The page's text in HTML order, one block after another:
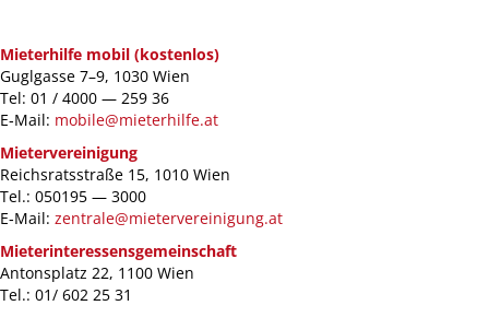
Mieterhilfe mobil (kostenlos)
Guglgasse 7–9, 1030 Wien
Tel: 01 / 4000 — 259 36
E‑Mail: mobile@mieterhilfe.at
Mietervereinigung
Reichsratsstraße 15, 1010 Wien
Tel.: 050195 — 3000
E‑Mail: zentrale@mietervereinigung.at
Mieterinteressensgemeinschaft
Antonsplatz 22, 1100 Wien
Tel.: 01/ 602 25 31